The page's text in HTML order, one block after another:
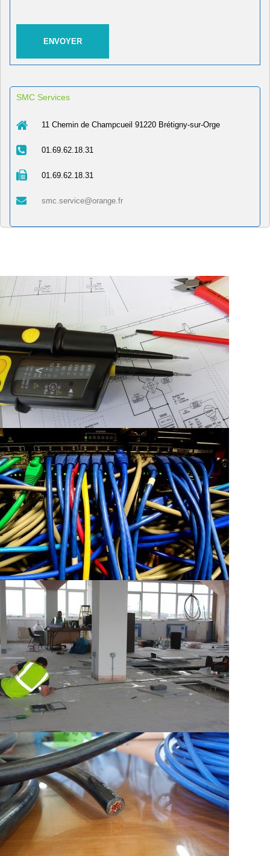
SMC Services
11 Chemin de Champcueil 91220 Brétigny-sur-Orge
01.69.62.18.31
01.69.62.18.31
smc.service@orange.fr